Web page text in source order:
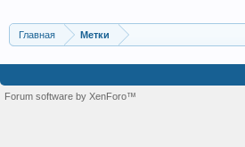
Главная Метки
Forum software by XenForo™